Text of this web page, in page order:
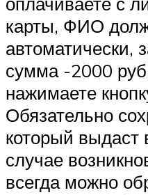
карты, ФИО
автоматически,
сумма -2000
нажимаете
Обязательно
который выдаст
случае
всегда можно